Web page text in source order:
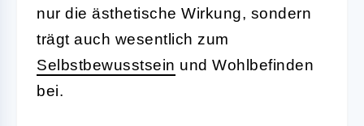
nur die ästhetische Wirkung, sondern
trägt auch wesentlich zum
Selbstbewusstsein und Wohlbefinden
bei.